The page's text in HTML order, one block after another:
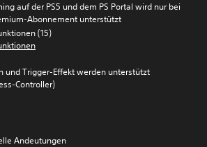
auf der PS5 und dem PS Portal wird nur bei
Abonnement unterstützt
(15)
und Trigger-Effekt werden unterstützt
Controller)
Andeutungen